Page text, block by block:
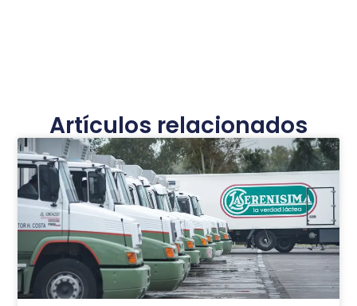
Artículos relacionados